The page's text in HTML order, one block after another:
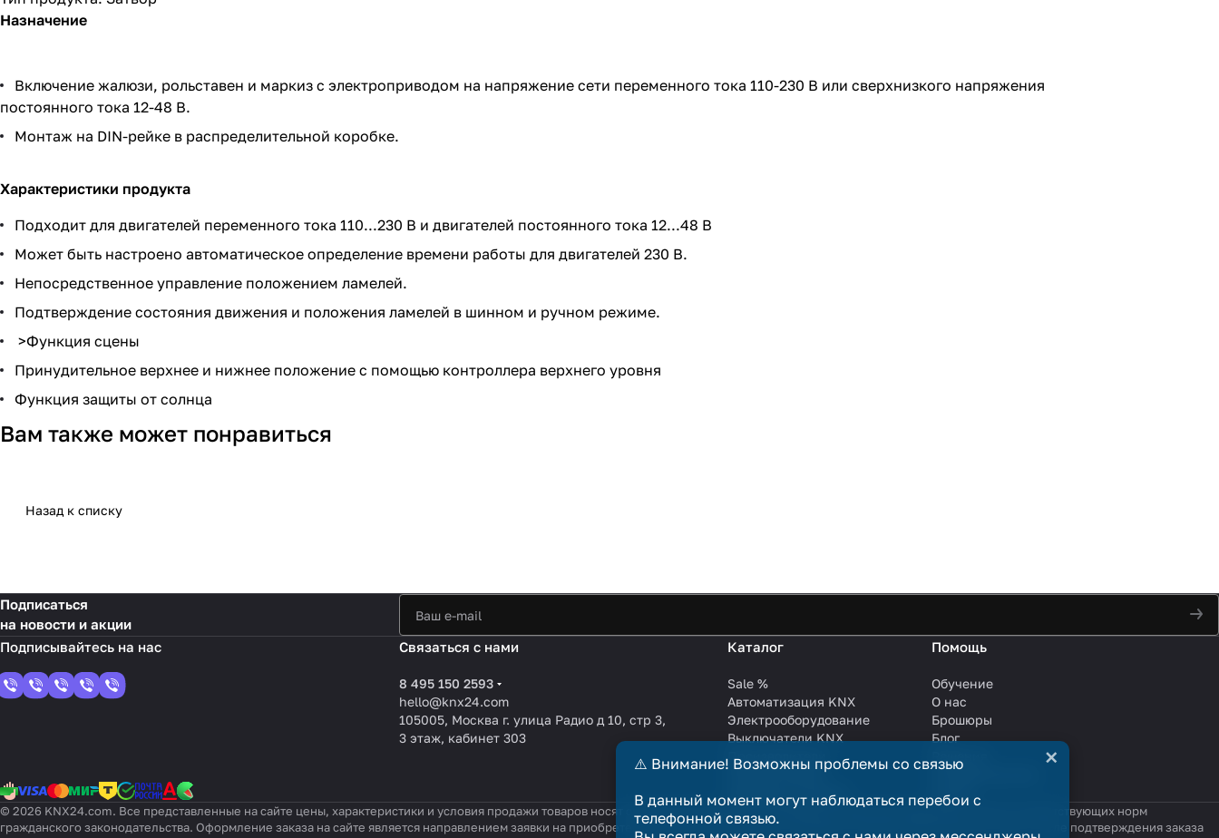
Назначение
Включение жалюзи, рольставен и маркиз с электроприводом на напряжение сети переменного тока 110-230 В или сверхнизкого напряжения
постоянного тока 12-48 В.
Монтаж на DIN-рейке в распределительной коробке.
Характеристики продукта
Подходит для двигателей переменного тока 110...230 В и двигателей постоянного тока 12...48 В
Может быть настроено автоматическое определение времени работы для двигателей 230 В.
Непосредственное управление положением ламелей.
Подтверждение состояния движения и положения ламелей в шинном и ручном режиме.
>Функция сцены
Принудительное верхнее и нижнее положение с помощью контроллера верхнего уровня
Функция защиты от солнца
Вам также может понравиться
Назад к списку
Подписаться
на новости и акции
Связаться с нами
8 495 150 2593
hello@knx24.com
105005, Москва г. улица Радио д 10, стр 3,
3 этаж, кабинет 303
Каталог
Sale %
Автоматизация KNX
Электрооборудование
Выключатели KNX
Производители
KNX EIB кабели
Зарядные станции
Помощь
Обучение
О нас
Брошюры
Блог
Сотрудничество
Услуги
© 2026 KNX24.com. Все представленные на сайте цены, характеристики и условия продажи товаров носят справочный характер и не являются публичной офертой в смысле соответствующих норм
гражданского законодательства. Оформление заказа на сайте является направлением заявки на приобретение товара. Договор купли-продажи считается заключённым только после подтверждения заказа
⚠️ Внимание! Возможны проблемы со связью
В данный момент могут наблюдаться перебои с
телефонной связью.
×